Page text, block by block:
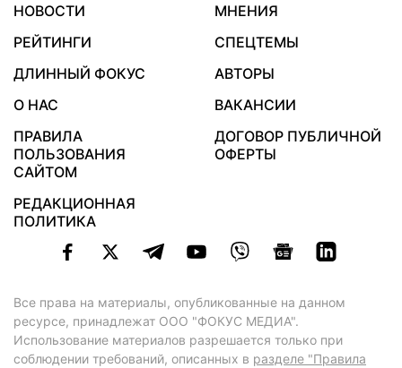
НОВОСТИ
МНЕНИЯ
РЕЙТИНГИ
СПЕЦТЕМЫ
ДЛИННЫЙ ФОКУС
АВТОРЫ
О НАС
ВАКАНСИИ
ПРАВИЛА
ПОЛЬЗОВАНИЯ
САЙТОМ
ДОГОВОР ПУБЛИЧНОЙ
ОФЕРТЫ
РЕДАКЦИОННАЯ
ПОЛИТИКА
Все права на материалы, опубликованные на данном
ресурсе, принадлежат ООО "ФОКУС МЕДИА".
Использование материалов разрешается только при
соблюдении требований, описанных в разделе "Правила